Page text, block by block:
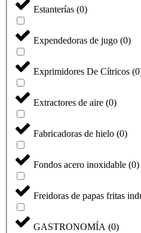
Estanterías (0)
Expendedoras de jugo (0)
Exprimidores De Cítricos (0
Extractores de aire (0)
Fabricadoras de hielo (0)
Fondos acero inoxidable (0)
Freidoras de papas fritas
GASTRONOMÍA (0)